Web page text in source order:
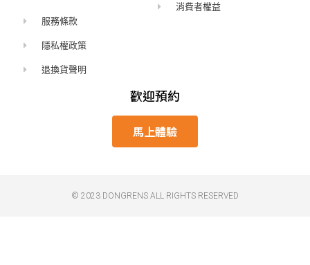
消費者權益
服務條款
隱私權政策
退換貨聲明
歡迎預約
馬上體驗
© 2023 DONGRENS ALL RIGHTS RESERVED